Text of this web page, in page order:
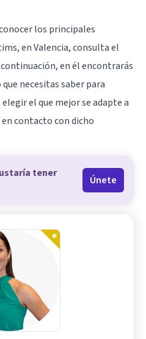
los principales
enValencia, consulta el
en él encontrarás
necesitas saber para
el que mejor se adapte a
contacto con dicho
tener
Únete